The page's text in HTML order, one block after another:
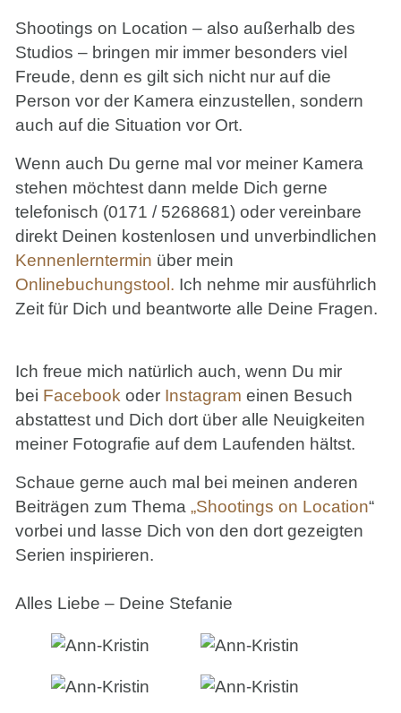
Shootings on Location – also außerhalb des
Studios – bringen mir immer besonders viel
Freude, denn es gilt sich nicht nur auf die
Person vor der Kamera einzustellen, sondern
auch auf die Situation vor Ort.
Wenn auch Du gerne mal vor meiner Kamera
stehen möchtest dann melde Dich gerne
telefonisch (0171 / 5268681) oder vereinbare
direkt Deinen kostenlosen und unverbindlichen
Kennenlerntermin über mein
Onlinebuchungstool. Ich nehme mir ausführlich
Zeit für Dich und beantworte alle Deine Fragen.
Ich freue mich natürlich auch, wenn Du mir
bei Facebookoder Instagram einen Besuch
abstattest und Dich dort über alle Neuigkeiten
meiner Fotografie auf dem Laufenden hältst.
Schaue gerne auch mal bei meinen anderen
Beiträgen zum Thema „Shootings on Location“
vorbei und lasse Dich von den dort gezeigten
Serien inspirieren.
Alles Liebe – Deine Stefanie